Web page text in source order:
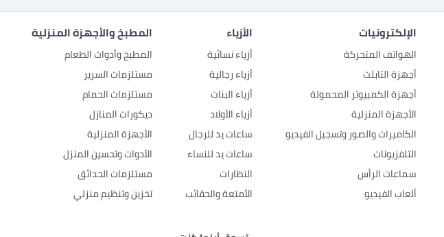
الإلكترونيات
الهواتف المتحركة
أجهزة التابلت
أجهزة الكمبيوتر المحمولة
الأجهزة المنزلية
الكاميرات والصور وتسجيل الفيديو
التلفزيونات
سماعات الرأس
ألعاب الفيديو
الأزياء
أزياء نسائية
أزياء رجالية
أزياء البنات
أزياء الأولاد
ساعات يد للرجال
ساعات يد للنساء
النظارات
الأمتعة والحقائب
المطبخ والأجهزة المنزلية
المطبخ وأدوات الطعام
مستلزمات السرير
مستلزمات الحمام
ديكورات المنازل
الأجهزة المنزلية
الأدوات وتحسين المنزل
مستلزمات الحدائق
تخزين وتنظيم منزلي